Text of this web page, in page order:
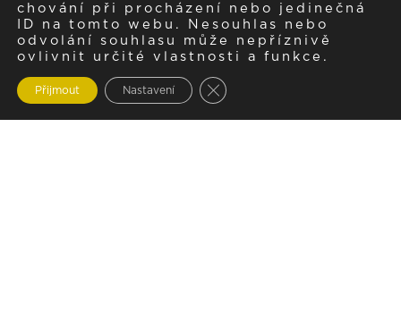
chování při procházení nebo jedinečná
ID na tomto webu. Nesouhlas nebo
odvolání souhlasu může nepříznivě
ovlivnit určité vlastnosti a funkce.
Přijmout Nastavení Zavřít cookie lištu GDPR